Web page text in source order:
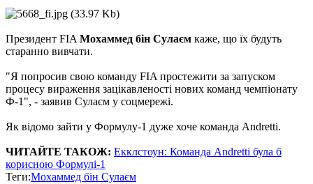
Президент FIAМохаммед бін Сулаєм каже, що їх будуть
старанно вивчати.
"Я попросив свою команду FIA простежити за запуском
процесу вираження зацікавленості нових команд чемпіонату
Ф-1", - заявив Сулаєм у соцмережі.
Як відомо зайти у Формулу-1 дуже хоче команда Andretti.
ЧИТАЙТЕ ТАКОЖ: Екклстоун: Команда Andretti була б
корисною Формулі-1
Теги:Мохаммед бін Сулаєм